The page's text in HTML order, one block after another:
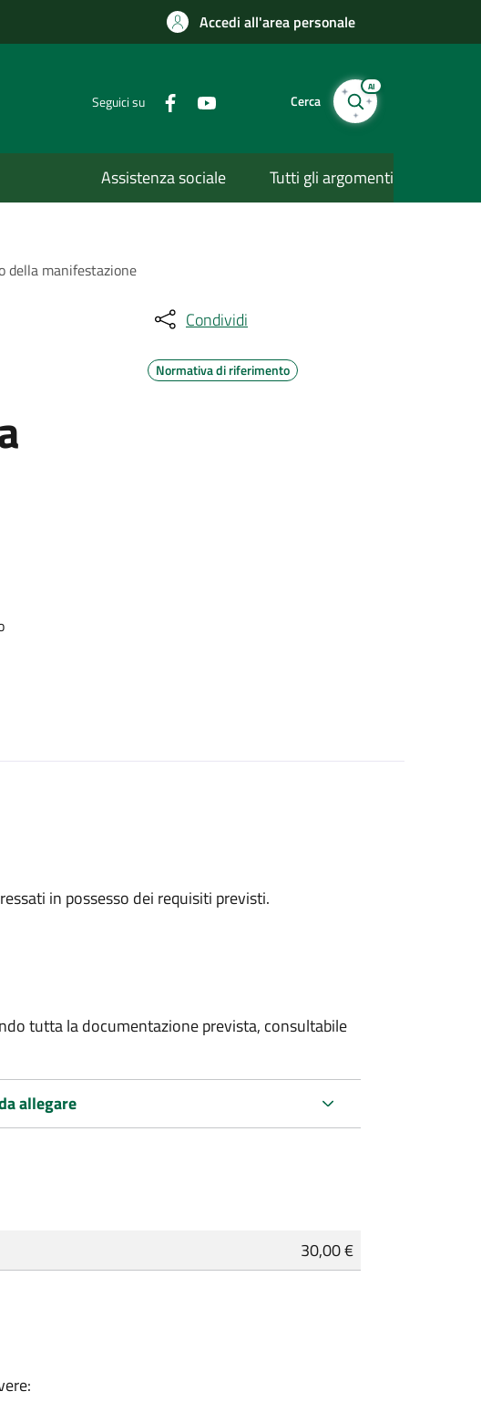
Accedi all'area personale
Seguici su Cerca
AI
Assistenza sociale Tutti gli argomenti
della manifestazione
Condividi
Normativa di riferimento
in possesso dei requisiti previsti.
tutta la documentazione prevista, consultabile
allegare
30,00 €